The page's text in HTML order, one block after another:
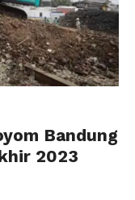
Bandung
2023